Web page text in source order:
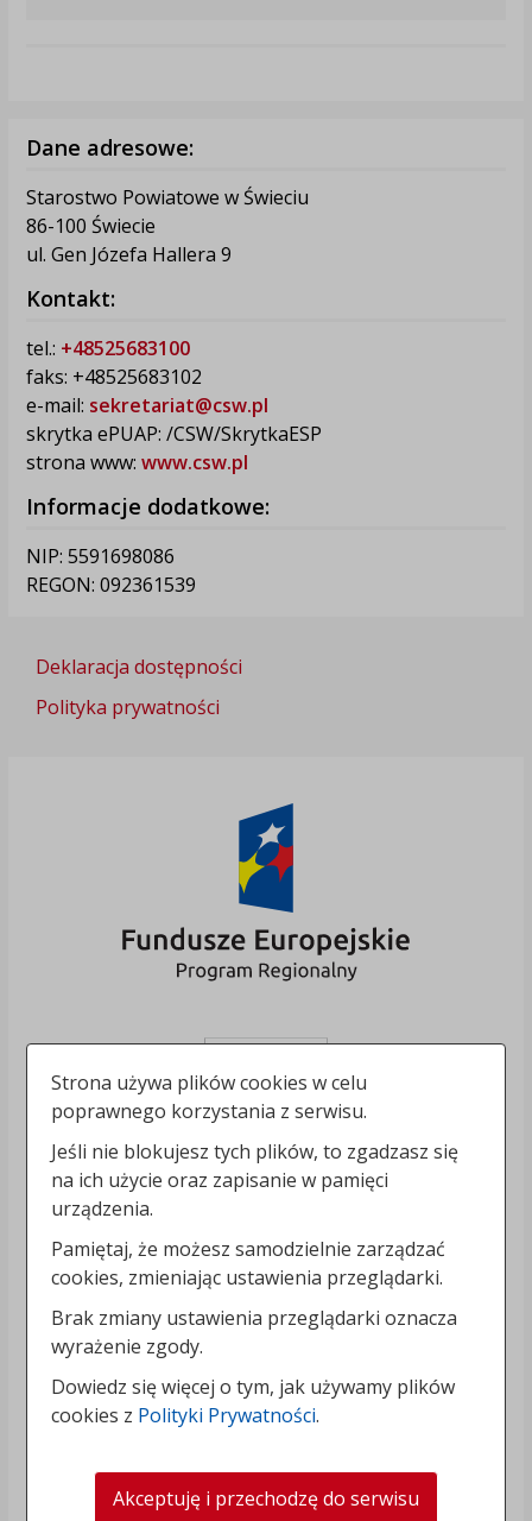
Dane adresowe:
Starostwo Powiatowe w Świeciu
86-100 Świecie
ul. Gen Józefa Hallera 9
Kontakt:
tel.: +48525683100
faks: +48525683102
e-mail: sekretariat@csw.pl
skrytka ePUAP: /CSW/SkrytkaESP
strona www: www.csw.pl
Informacje dodatkowe:
NIP: 5591698086
REGON: 092361539
Deklaracja dostępności
Polityka prywatności
Strona używa plików cookies w celu
poprawnego korzystania z serwisu.
Jeśli nie blokujesz tych plików, to zgadzasz się
na ich użycie oraz zapisanie w pamięci
urządzenia.
Pamiętaj, że możesz samodzielnie zarządzać
cookies, zmieniając ustawienia przeglądarki.
Brak zmiany ustawienia przeglądarki oznacza
wyrażenie zgody.
Dowiedz się więcej o tym, jak używamy plików
cookies z Polityki Prywatności.
Akceptuję i przechodzę do serwisu